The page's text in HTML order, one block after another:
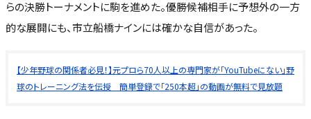
らの決勝トーナメントに駒を進めた。優勝候補相手に予想外の一方
的な展開にも、市立船橋ナインには確かな自信があった。
【少年野球の関係者必見！】元プロら70人以上の専門家が「YouTubeにない」野
球のトレーニング法を伝授 簡単登録で「250本超」の動画が無料で見放題